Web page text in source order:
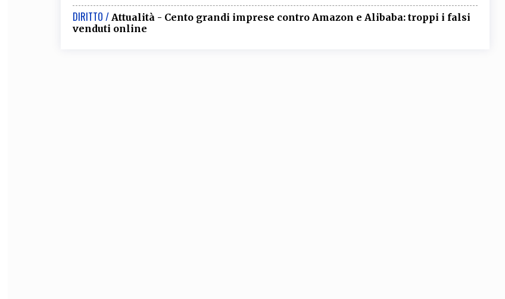
DIRITTO / Attualità - Cento grandi imprese contro Amazon e Alibaba: troppi i falsi
venduti online